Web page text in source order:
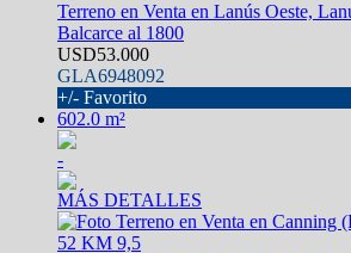
Terreno en Venta en Lanús Oeste,
Balcarce al 1800
USD53.000
GLA6948092
+/- Favorito
602.0 m²
-
MÁS DETALLES